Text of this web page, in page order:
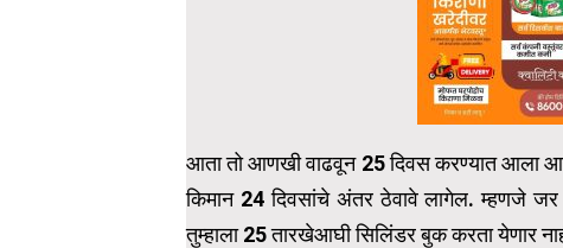
आता तो आणखी वाढवून 25 दिवस करण्यात आला
किमान 24 दिवसांचे अंतर ठेवावे लागेल. म्हणजे
तुम्हाला 25 तारखेआघी सिलिंडर बुक करता येणार